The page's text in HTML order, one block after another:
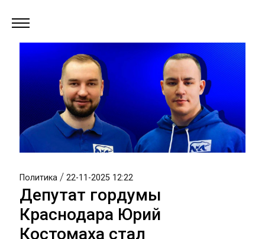
Политика / 22-11-2025 12:22
Депутат гордумы
Краснодара Юрий
Костомаха стал